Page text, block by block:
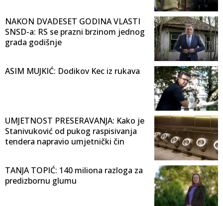
NAKON DVADESET GODINA VLASTI
SNSD-a: RS se prazni brzinom jednog
grada godišnje
ASIM MUJKIĆ: Dodikov Kec iz rukava
UMJETNOST PRESERAVANJA: Kako je
Stanivuković od pukog raspisivanja
tendera napravio umjetnički čin
TANJA TOPIĆ: 140 miliona razloga za
predizbornu glumu